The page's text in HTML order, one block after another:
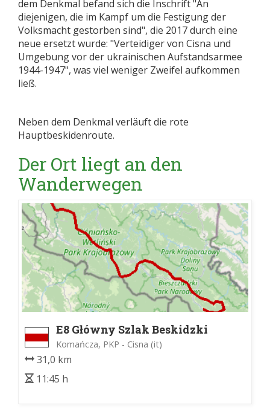
dem Denkmal befand sich die Inschrift "An
diejenigen, die im Kampf um die Festigung der
Volksmacht gestorben sind", die 2017 durch eine
neue ersetzt wurde: "Verteidiger von Cisna und
Umgebung vor der ukrainischen Aufstandsarmee
1944-1947", was viel weniger Zweifel aufkommen
ließ.
Neben dem Denkmal verläuft die rote
Hauptbeskidenroute.
Der Ort liegt an den
Wanderwegen
E8 Główny Szlak Beskidzki
Komańcza, PKP - Cisna (it)
31,0 km
11:45 h